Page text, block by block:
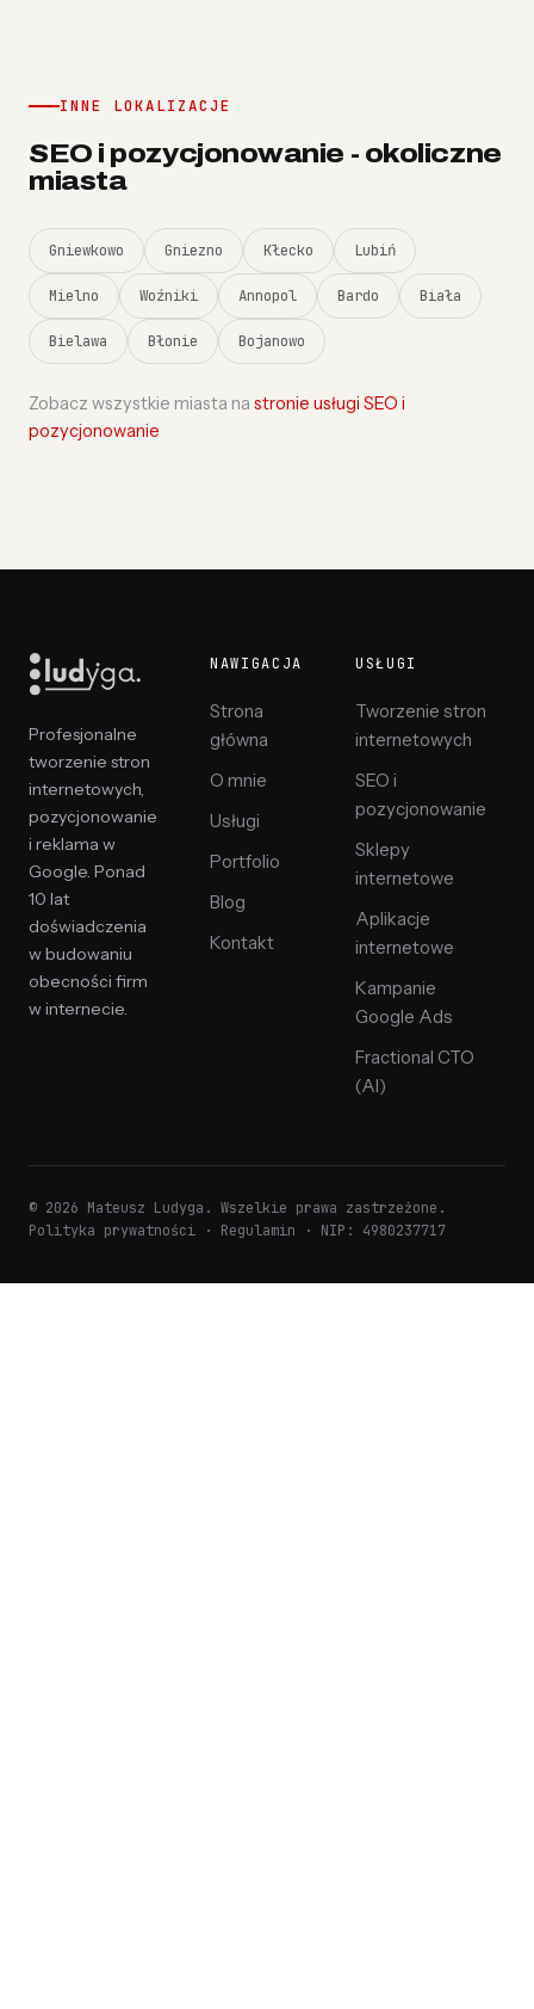
INNE LOKALIZACJE
SEO i pozycjonowanie - okoliczne
miasta
Gniewkowo Gniezno Kłecko Lubiń
Mielno Woźniki Annopol Bardo Biała
Bielawa Błonie Bojanowo
Zobacz wszystkie miasta na stronie usługi SEO i
pozycjonowanie
Profesjonalne
tworzenie stron
internetowych,
pozycjonowanie
i reklama w
Google. Ponad
10 lat
doświadczenia
w budowaniu
obecności firm
w internecie.
NAWIGACJA
Strona
główna
O mnie
Usługi
Portfolio
Blog
Kontakt
USŁUGI
Tworzenie stron
internetowych
SEO i
pozycjonowanie
Sklepy
internetowe
Aplikacje
internetowe
Kampanie
Google Ads
Fractional CTO
(AI)
© 2026 Mateusz Ludyga. Wszelkie prawa zastrzeżone.
Polityka prywatności · Regulamin · NIP: 4980237717